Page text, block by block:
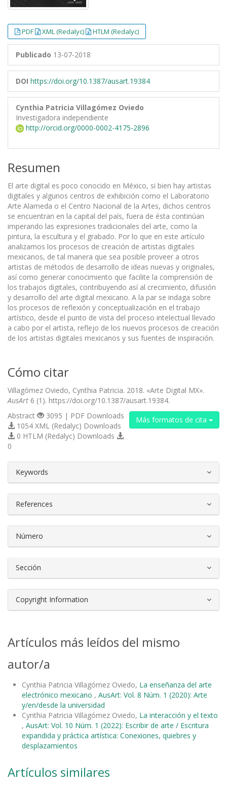
PDF XML (Redalyc) HTLM (Redalyc)
Publicado 13-07-2018
DOI https://doi.org/10.1387/ausart.19384
Cynthia Patricia Villagómez Oviedo
Investigadora independiente
http://orcid.org/0000-0002-4175-2896
Resumen
El arte digital es poco conocido en México, si bien hay artistas
digitales y algunos centros de exhibición como el Laboratorio
Arte Alameda o el Centro Nacional de la Artes, dichos centros
se encuentran en la capital del país, fuera de ésta continúan
imperando las expresiones tradicionales del arte, como la
pintura, la escultura y el grabado. Por lo que en este artículo
analizamos los procesos de creación de artistas digitales
mexicanos, de tal manera que sea posible proveer a otros
artistas de métodos de desarrollo de ideas nuevas y originales,
así como generar conocimiento que facilite la comprensión de
los trabajos digitales, contribuyendo así al crecimiento, difusión
y desarrollo del arte digital mexicano. A la par se indaga sobre
los procesos de reflexión y conceptualización en el trabajo
artístico, desde el punto de vista del proceso intelectual llevado
a cabo por el artista, reflejo de los nuevos procesos de creación
de los artistas digitales mexicanos y sus fuentes de inspiración.
Cómo citar
Villagómez Oviedo, Cynthia Patricia. 2018. «Arte Digital MX».
AusArt 6 (1). https://doi.org/10.1387/ausart.19384.
Más formatos de cita
Abstract
3095 | PDF Downloads
1054 XML (Redalyc) Downloads
0 HTLM (Redalyc) Downloads
0
Keywords
References
Número
Sección
Copyright Information
Artículos más leídos del mismo
autor/a
Cynthia Patricia Villagómez Oviedo, La enseñanza del arte
electrónico mexicano , AusArt: Vol. 8 Núm. 1 (2020): Arte
y/en/desde la universidad
Cynthia Patricia Villagómez Oviedo, La interacción y el texto
, AusArt: Vol. 10 Núm. 1 (2022): Escribir de arte / Escritura
expandida y práctica artística: Conexiones, quiebres y
desplazamientos
Artículos similares